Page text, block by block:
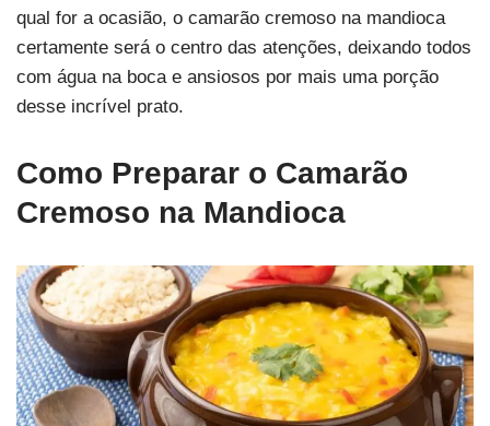
qual for a ocasião, o camarão cremoso na mandioca
certamente será o centro das atenções, deixando todos
com água na boca e ansiosos por mais uma porção
desse incrível prato.
Como Preparar o Camarão
Cremoso na Mandioca